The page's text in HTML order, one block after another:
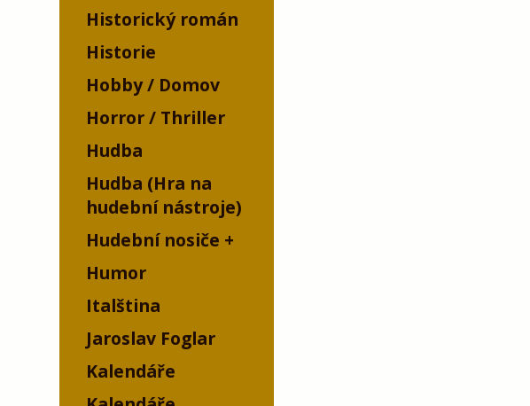
Historický román
Historie
Hobby / Domov
Horror / Thriller
Hudba
Hudba (Hra na
hudební nástroje)
Hudební nosiče
Humor
Italština
Jaroslav Foglar
Kalendáře